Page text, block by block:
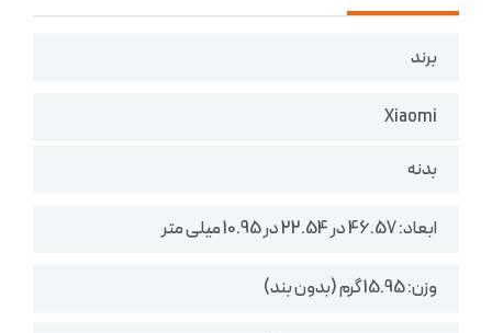
برند
Xiaomi
بدنه
ابعاد: 46.57 در 22.54 در 10.95 میلی متر
وزن: 15.95 گرم (بدون بند)